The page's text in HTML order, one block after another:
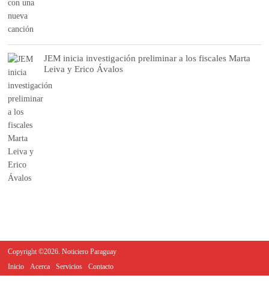
JEM inicia investigación preliminar a los fiscales Marta
Leiva y Erico Ávalos
Copyright ©2026. Noticiero Paraguay
Inicio
Acerca Servicios Contacto